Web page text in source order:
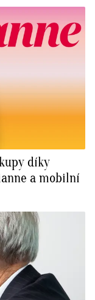
díky
a mobilní